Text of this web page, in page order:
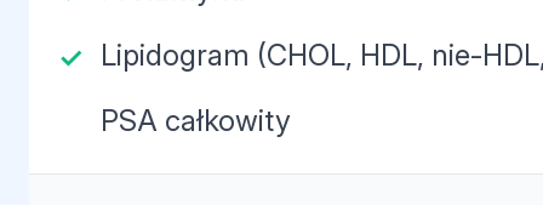
Lipidogram (CHOL, HDL, nie-
PSA całkowity